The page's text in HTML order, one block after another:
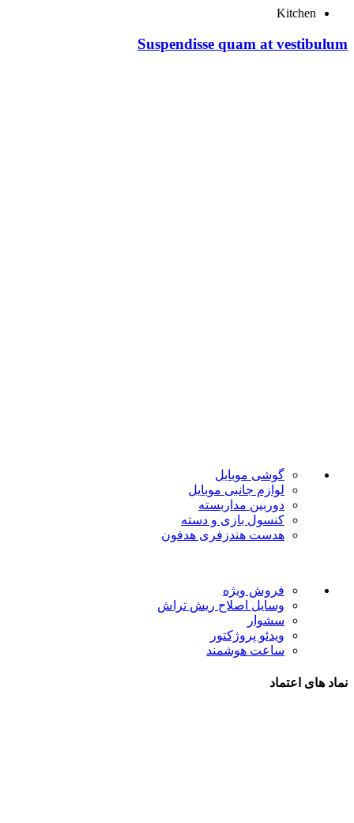
Kitchen
Suspendisse quam at vestibulum
گوشی موبایل
لوازم جانبی موبایل
دوربین مداربسته
کنسول بازی و دسته
هدست هندزفری هدفون
فروش ویژه
وسایل اصلاح ریش تراش
سشوار
ویدئو پروژکتور
ساعت هوشمند
نماد های اعتماد